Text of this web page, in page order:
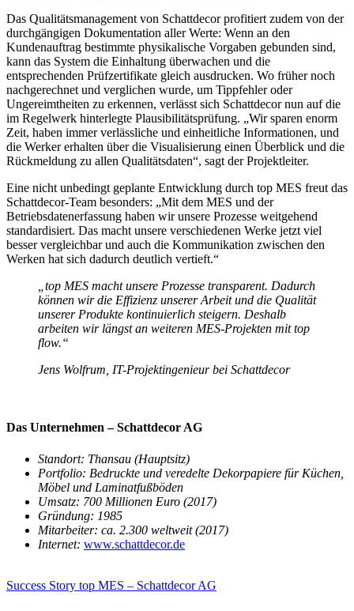
Das Qualitätsmanagement von Schattdecor profitiert zudem von der
durchgängigen Dokumentation aller Werte: Wenn an den
Kundenauftrag bestimmte physikalische Vorgaben gebunden sind,
kann das System die Einhaltung überwachen und die
entsprechenden Prüfzertifikate gleich ausdrucken. Wo früher noch
nachgerechnet und verglichen wurde, um Tippfehler oder
Ungereimtheiten zu erkennen, verlässt sich Schattdecor nun auf die
im Regelwerk hinterlegte Plausibilitätsprüfung. „Wir sparen enorm
Zeit, haben immer verlässliche und einheitliche Informationen, und
die Werker erhalten über die Visualisierung einen Überblick und die
Rückmeldung zu allen Qualitätsdaten“, sagt der Projektleiter.
Eine nicht unbedingt geplante Entwicklung durch top MES freut das
Schattdecor-Team besonders: „Mit dem MES und der
Betriebsdatenerfassung haben wir unsere Prozesse weitgehend
standardisiert. Das macht unsere verschiedenen Werke jetzt viel
besser vergleichbar und auch die Kommunikation zwischen den
Werken hat sich dadurch deutlich vertieft.“
„top MES macht unsere Prozesse transparent. Dadurch
können wir die Effizienz unserer Arbeit und die Qualität
unserer Produkte kontinuierlich steigern. Deshalb
arbeiten wir längst an weiteren MES-Projekten mit top
flow.“
Jens Wolfrum, IT-Projektingenieur bei Schattdecor
Das Unternehmen – Schattdecor AG
Standort: Thansau (Hauptsitz)
Portfolio: Bedruckte und veredelte Dekorpapiere für Küchen,
Möbel und Laminatfußböden
Umsatz: 700 Millionen Euro (2017)
Gründung: 1985
Mitarbeiter: ca. 2.300 weltweit (2017)
Internet: www.schattdecor.de
Success Story top MES – Schattdecor AG